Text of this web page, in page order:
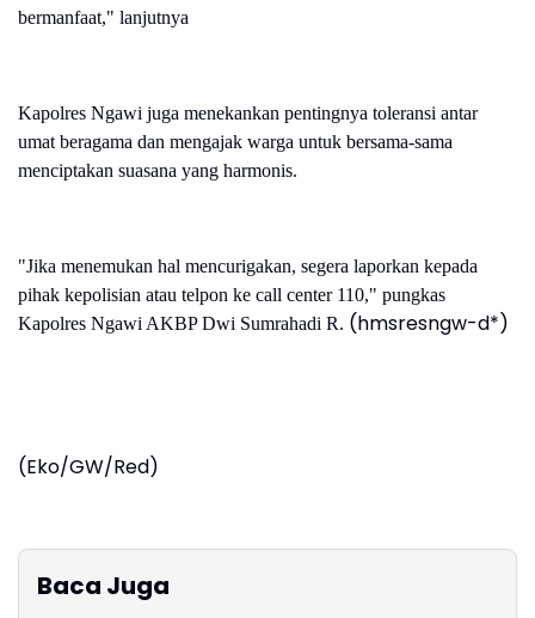
bermanfaat," lanjutnya
Kapolres Ngawi juga menekankan pentingnya toleransi antar
umat beragama dan mengajak warga untuk bersama-sama
menciptakan suasana yang harmonis.
"Jika menemukan hal mencurigakan, segera laporkan kepada
pihak kepolisian atau telpon ke call center 110," pungkas
Kapolres Ngawi AKBP Dwi Sumrahadi R. (hmsresngw-d*)
(Eko/GW/Red)
Baca Juga